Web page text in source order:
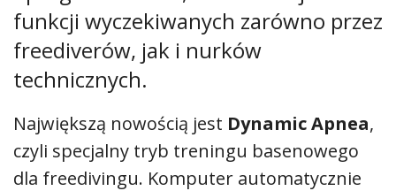
funkcji wyczekiwanych zarówno przez
freediverów, jak i nurków
technicznych.
Największą nowością jest Dynamic Apnea,
czyli specjalny tryb treningu basenowego
dla freedivingu. Komputer automatycznie